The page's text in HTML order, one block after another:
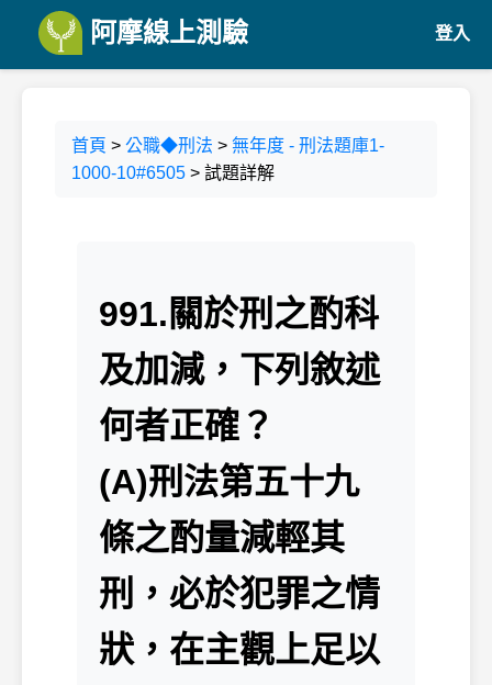
阿摩線上測驗 登入
首頁 > 公職◆刑法 > 無年度 - 刑法題庫1-
1000-10#6505 > 試題詳解
991.關於刑之酌科
及加減，下列敘述
何者正確？
(A)刑法第五十九
條之酌量減輕其
刑，必於犯罪之情
狀，在主觀上足以